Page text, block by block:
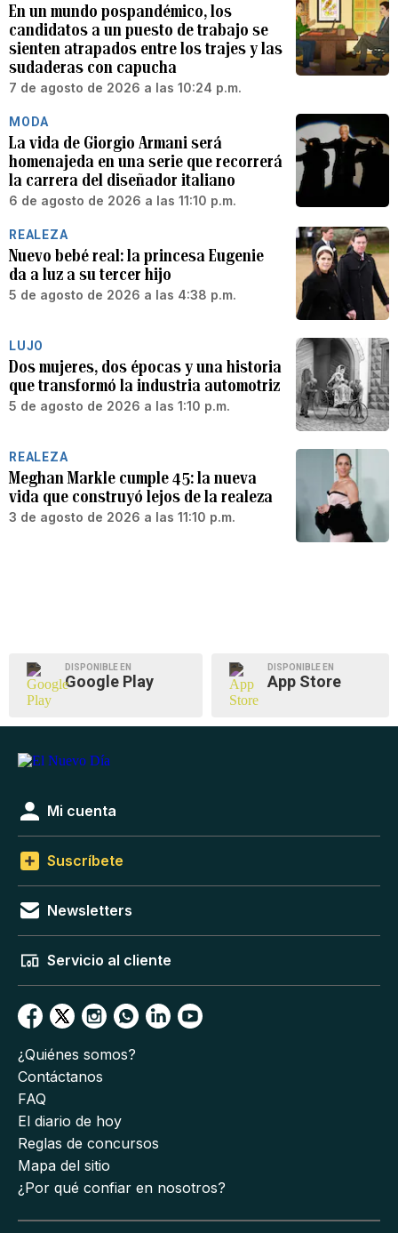
En un mundo pospandémico, los
candidatos a un puesto de trabajo se
sienten atrapados entre los trajes y las
sudaderas con capucha
7 de agosto de 2026 a las 10:24 p.m.
MODA
La vida de Giorgio Armani será
homenajeda en una serie que recorrerá
la carrera del diseñador italiano
6 de agosto de 2026 a las 11:10 p.m.
REALEZA
Nuevo bebé real: la princesa Eugenie
da a luz a su tercer hijo
5 de agosto de 2026 a las 4:38 p.m.
LUJO
Dos mujeres, dos épocas y una historia
que transformó la industria automotriz
5 de agosto de 2026 a las 1:10 p.m.
REALEZA
Meghan Markle cumple 45: la nueva
vida que construyó lejos de la realeza
3 de agosto de 2026 a las 11:10 p.m.
DISPONIBLE EN
Google Play
DISPONIBLE EN
App Store
Mi cuenta
Suscríbete
Newsletters
Servicio al cliente
¿Quiénes somos?
Contáctanos
FAQ
El diario de hoy
Reglas de concursos
Mapa del sitio
¿Por qué confiar en nosotros?